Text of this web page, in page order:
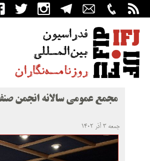
مجمع عمومی سالانه انجمن
جمعه ۳ آذر ۱۴۰۲